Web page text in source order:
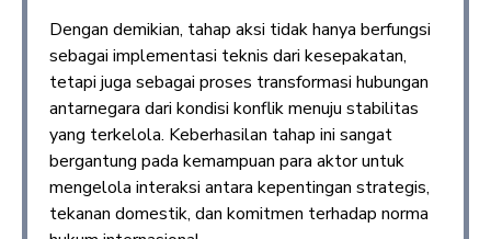
Dengan demikian, tahap aksi tidak hanya berfungsi
sebagai implementasi teknis dari kesepakatan,
tetapi juga sebagai proses transformasi hubungan
antarnegara dari kondisi konflik menuju stabilitas
yang terkelola. Keberhasilan tahap ini sangat
bergantung pada kemampuan para aktor untuk
mengelola interaksi antara kepentingan strategis,
tekanan domestik, dan komitmen terhadap norma